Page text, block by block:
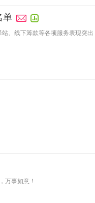
单
、线下筹款等各项服务表现突
万事如意！